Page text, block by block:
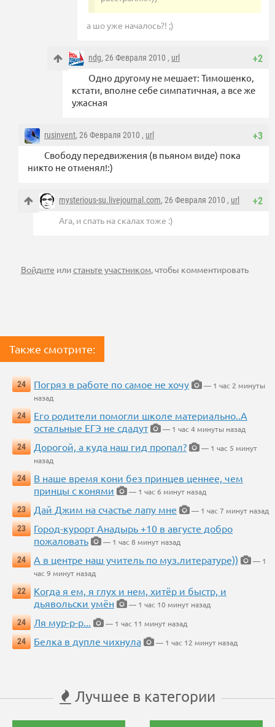
а шо уже началось?! ;)
+2
ndg, 26 Февраля 2010 , url
Одно другому не мешает: Тимошенко,
кстати, вполне себе симпатичная, а все же
ужасная
+3
rusinvent, 26 Февраля 2010 , url
Свободу передвижения (в пьяном виде) пока
никто не отменял!:)
+2
mysterious-su.livejournal.com, 26 Февраля 2010 , url
Ага, и спать на скалах тоже :)
Войдите илистаньте участником, чтобы комментировать
Также смотрите:
24 Погряз в работе по самое не хочу
— 1 час 2 минуты
назад
24
Его родители помогли школе материально..А
остальные ЕГЭ не сдадут
— 1 час 4 минуты назад
24
Дорогой, а куда наш гид пропал?
— 1 час 5 минут
назад
24
В наше время кони без принцев ценнее, чем
принцы с конями
— 1 час 6 минут назад
23
Дай Джим на счастье лапу мне
— 1 час 7 минут назад
23
Город-курорт Анадырь +10 в августе добро
пожаловать
— 1 час 8 минут назад
24
А в центре наш учитель по муз.литературе))
— 1
час 9 минут назад
22
Когда я ем, я глух и нем, хитёр и быстр, и
дьявольски умён
— 1 час 10 минут назад
24
Ля мур-р-р...
— 1 час 11 минут назад
24
Белка в дупле чихнула — 1 час 12 минут назад
Лучшее в категории